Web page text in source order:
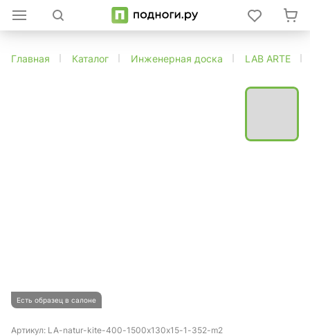
Главная Каталог Инженерная доска LAB ARTE
Есть образец в салоне
Артикул: LA-natur-kite-400-1500x130x15-1-352-m2